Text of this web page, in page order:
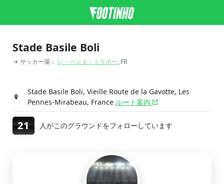
Stade Basile Boli
→ サッカー場： レ・ペンヌ・ミラボー, FR
Stade Basile Boli, Vieille Route de la Gavotte, Les
Pennes-Mirabeau, France ルート案内
21 人がこのグラウンドをフォローしています